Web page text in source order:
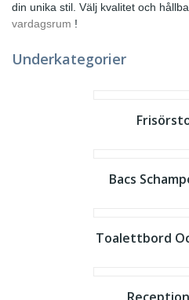
din unika stil. Välj kvalitet och
vardagsrum !
Underkategorier
Bacs
Toalettbord